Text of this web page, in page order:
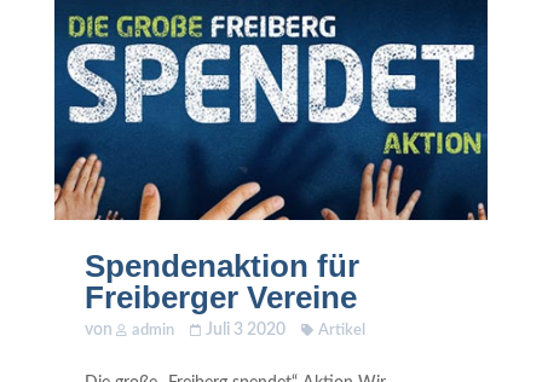
Spendenaktion für
Freiberger Vereine
von admin Juli 3 2020 Artikel